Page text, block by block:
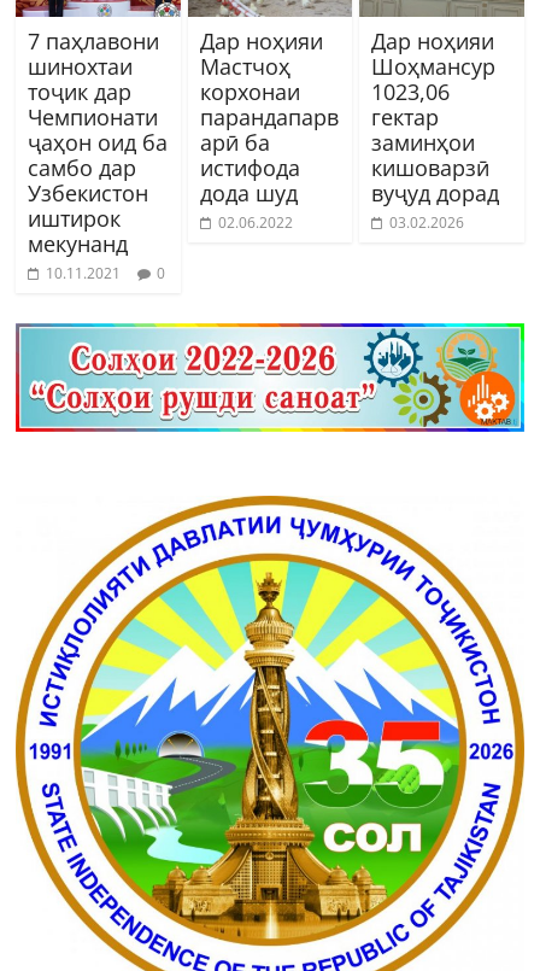
7 паҳлавони
шинохтаи
тоҷик дар
Чемпионати
ҷаҳон оид ба
самбо дар
Узбекистон
иштирок
мекунанд
10.11.2021 0
Дар ноҳияи
Мастчоҳ
корхонаи
парандапарв
арӣ ба
истифода
дода шуд
02.06.2022
Дар ноҳияи
Шоҳмансур
1023,06
гектар
заминҳои
кишоварзӣ
вуҷуд дорад
03.02.2026